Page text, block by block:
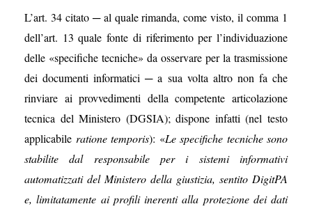
L’art. 34 citato ─ al quale rimanda, come visto, il comma 1
dell’art. 13 quale fonte di riferimento per l’individuazione
delle «specifiche tecniche» da osservare per la trasmissione
dei documenti informatici ─ a sua volta altro non fa che
rinviare ai provvedimenti della competente articolazione
tecnica del Ministero (DGSIA); dispone infatti (nel testo
applicabile ratione temporis): «Le specifiche tecniche sono
stabilite dal responsabile per i sistemi informativi
automatizzati del Ministero della giustizia, sentito DigitPA
e, limitatamente ai profili inerenti alla protezione dei dati